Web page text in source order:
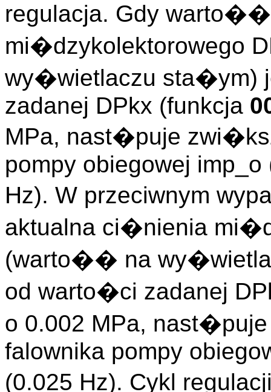
regulacja. Gdy
mi�dzykolektorowego
wy�wietlaczu sta�ym)
zadanej DPkx (funkcja
MPa, nast�puje
pompy obiegowej
Hz). W przeciwnym
aktualna ci�nienia
(warto�� na
od warto�ci zadanej
o 0.002 MPa,
falownika pompy
(0.025 Hz). Cykl